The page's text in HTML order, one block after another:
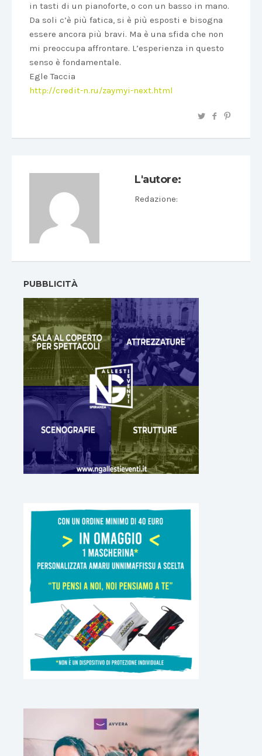
in tasti di un pianoforte, o con un basso in mano.
Da soli c’è più fatica, si è più esposti e bisogna
essere ancora più bravi. Ma è una sfida che non
mi preoccupa affrontare. L’esperienza in questo
senso è fondamentale.
Egle Taccia
http://credit-n.ru/zaymyi-next.html
L'autore:
Redazione:
PUBBLICITÀ